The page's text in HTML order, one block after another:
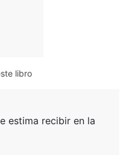
libro
estima recibir en la